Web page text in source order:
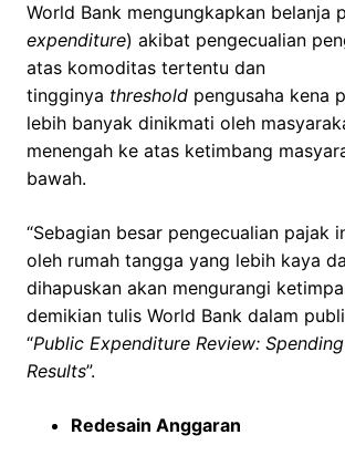
World Bank mengungkapkan belanja
expenditure) akibat pengecualian
atas komoditas tertentu dan
tingginya threshold pengusaha kena
lebih banyak dinikmati oleh
menengah ke atas ketimbang
bawah.
“Sebagian besar pengecualian pajak
oleh rumah tangga yang lebih kaya
dihapuskan akan mengurangi
demikian tulis World Bank dalam
“Public Expenditure Review:
Results”.
Redesain Anggaran